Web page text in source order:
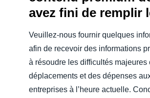
Belgium (English)
España (Español)
Norway (English)
avez fini de remplir
Veuillez-nous fournir quelques
afin de recevoir des informations
à résoudre les difficultés
déplacements et des dépenses
entreprises à l’heure actuelle.